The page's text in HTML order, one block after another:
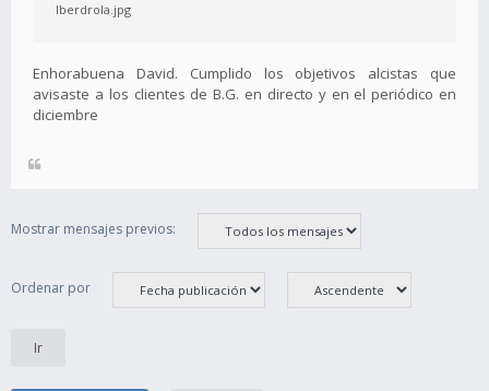
Iberdrola.jpg
Enhorabuena David. Cumplido los objetivos alcistas que
avisaste a los clientes de B.G. en directo y en el periódico en
diciembre
Mostrar mensajes previos:
Ordenar por